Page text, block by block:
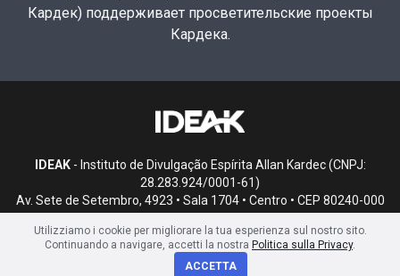
Кардек) поддерживает просветительские проекты
Кардека.
IDEAK- Instituto de Divulgação Espírita Allan Kardec (CNPJ:
28.283.924/0001-61)
Av. Sete de Setembro, 4923 • Sala 1704 • Centro • CEP 80240-000
Utilizziamo i cookie per migliorare la tua esperienza sul nostro sito.
Continuando a navigare, accetti la nostra Politica sulla Privacy.
ACCETTA